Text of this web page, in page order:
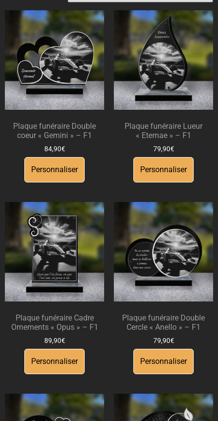
Plaque funéraire Double
coeur « Gemini » – F1
84,90€
Personnaliser
Plaque funéraire Lueur
« Eternae » – F1
79,90€
Personnaliser
Plaque funéraire Cadre
Ornements « Opus » – F1
89,90€
Personnaliser
Plaque funéraire Double
Cercle « Anello » – F1
79,90€
Personnaliser